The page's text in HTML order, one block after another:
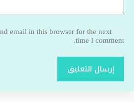
email in this browser for the next
time I comment.
إرسال التعليق